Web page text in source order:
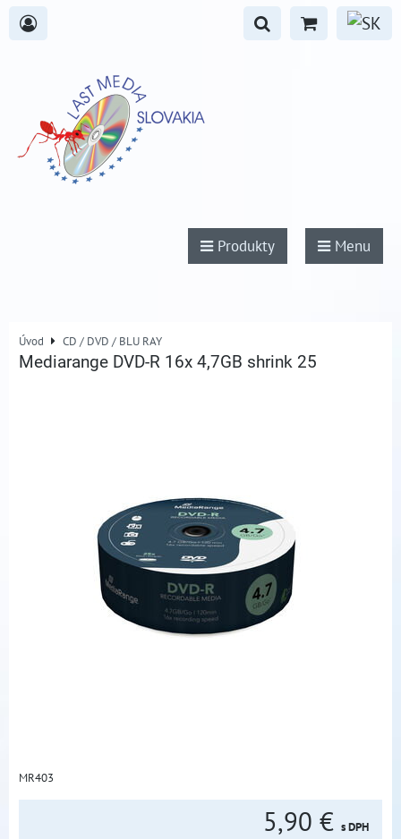
Produkty Menu
Úvod CD / DVD / BLU RAY
Mediarange DVD-R 16x 4,7GB shrink 25
MR403
5,90 € s DPH